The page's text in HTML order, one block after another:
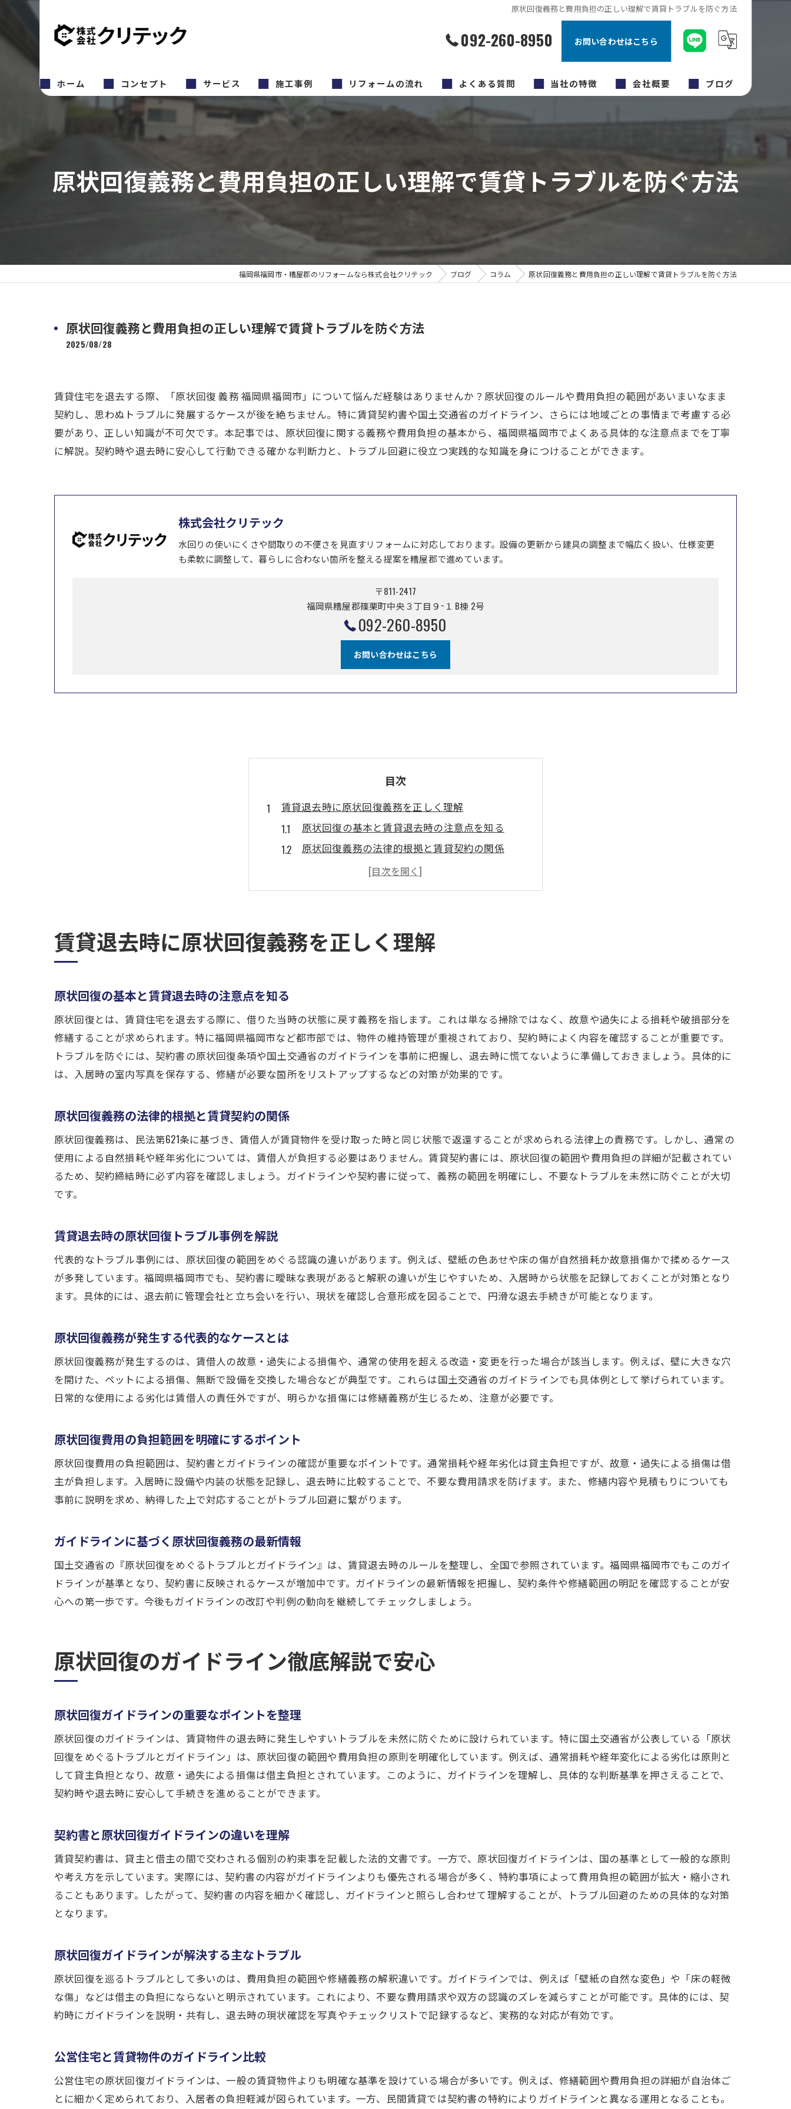
原状回復義務と費用負担の正しい理解で賃貸トラブルを防ぐ方法
092-260-8950 お問い合わせはこちら
ホーム コンセプト サービス 施工事例 リフォームの流れ よくある質問 当社の特徴
キッチン
原状回復工事
福岡市のリフォーム
会社概要 ブログ
コラム
原状回復義務と費用負担の正しい理解で賃貸トラブルを防ぐ方法
福岡県福岡市・糟屋郡のリフォームなら株式会社クリテック ブログ コラム 原状回復義務と費用負担の正しい理解で賃貸トラブルを防ぐ方法
原状回復義務と費用負担の正しい理解で賃貸トラブルを防ぐ方法
2025/08/28
賃貸住宅を退去する際、「原状回復 義務 福岡県福岡市」について悩んだ経験はありませんか？原状回復のルールや費用負担の範囲があいまいなまま
契約し、思わぬトラブルに発展するケースが後を絶ちません。特に賃貸契約書や国土交通省のガイドライン、さらには地域ごとの事情まで考慮する必
要があり、正しい知識が不可欠です。本記事では、原状回復に関する義務や費用負担の基本から、福岡県福岡市でよくある具体的な注意点までを丁寧
に解説。契約時や退去時に安心して行動できる確かな判断力と、トラブル回避に役立つ実践的な知識を身につけることができます。
株式会社クリテック
水回りの使いにくさや間取りの不便さを見直すリフォームに対応しております。設備の更新から建具の調整まで幅広く扱い、仕様変更
も柔軟に調整して、暮らしに合わない箇所を整える提案を糟屋郡で進めています。
〒811-2417
福岡県糟屋郡篠栗町中央３丁目９−１ B棟 2号
092-260-8950
お問い合わせはこちら
目次
賃貸退去時に原状回復義務を正しく理解
原状回復の基本と賃貸退去時の注意点を知る
原状回復義務の法律的根拠と賃貸契約の関係
賃貸退去時の原状回復トラブル事例を解説
原状回復義務が発生する代表的なケースとは
ガイドラインに基づく原状回復義務の最新情報
原状回復のガイドライン徹底解説で安心
原状回復ガイドラインが解決する主なトラブル
公営住宅と賃貸物件のガイドライン比較
原状回復費用とガイドラインの関係性とは
事業用賃貸借における原状回復の実際と注意点
原状回復ガイドラインが契約書に反映される理由
契約書にない場合の原状回復義務の扱い方
原状回復費用明細の見方と注意すべき項目
原状回復をめぐるトラブル事例と回避策
退去トラブルを防ぐ原状回復のポイント解説
現状回復費用請求時の根拠を明確にする方法
原状回復義務に関する誤解を正しく理解する
原状回復義務が生じるケースと注意点
原状回復義務が発生する典型的な状況を把握
原状回復に関する契約上の落とし穴に注意
退去時における原状回復の判断基準とは
原状回復ガイドライン適用の具体例を解説
原状回復義務における経年劣化との違い
ガイドラインに基づく原状回復範囲の目安
原状回復費用の負担割合と根拠を知る
原状回復範囲を明確にするための記録方法
経年劣化と原状回復費用の違いを見極める
経年劣化による費用請求のトラブル防止法
原状回復ガイドラインで経年劣化を知る
経年劣化と損耗の区別がもたらす安心
原状回復費用の妥当性を見極めるポイント
原状回復ガイドラインに基づく交渉術
原状回復費用請求時の適正な対応方法
退去トラブル予防に役立つ原状回復の知識
賃貸退去時に原状回復義務を正しく理解
原状回復の基本と賃貸退去時の注意点を知る
原状回復とは、賃貸住宅を退去する際に、借りた当時の状態に戻す義務を指します。これは単なる掃除ではなく、故意や過失による損耗や破損部分を
修繕することが求められます。特に福岡県福岡市など都市部では、物件の維持管理が重視されており、契約時によく内容を確認することが重要です。
トラブルを防ぐには、契約書の原状回復条項や国土交通省のガイドラインを事前に把握し、退去時に慌てないように準備しておきましょう。具体的に
は、入居時の室内写真を保存する、修繕が必要な箇所をリストアップするなどの対策が効果的です。
原状回復義務の法律的根拠と賃貸契約の関係
原状回復義務は、民法第621条に基づき、賃借人が賃貸物件を受け取った時と同じ状態で返還することが求められる法律上の責務です。しかし、通常の
使用による自然損耗や経年劣化については、賃借人が負担する必要はありません。賃貸契約書には、原状回復の範囲や費用負担の詳細が記載されてい
るため、契約締結時に必ず内容を確認しましょう。ガイドラインや契約書に従って、義務の範囲を明確にし、不要なトラブルを未然に防ぐことが大切
です。
賃貸退去時の原状回復トラブル事例を解説
代表的なトラブル事例には、原状回復の範囲をめぐる認識の違いがあります。例えば、壁紙の色あせや床の傷が自然損耗か故意損傷かで揉めるケース
が多発しています。福岡県福岡市でも、契約書に曖昧な表現があると解釈の違いが生じやすいため、入居時から状態を記録しておくことが対策となり
ます。具体的には、退去前に管理会社と立ち会いを行い、現状を確認し合意形成を図ることで、円滑な退去手続きが可能となります。
原状回復義務が発生する代表的なケースとは
原状回復義務が発生するのは、賃借人の故意・過失による損傷や、通常の使用を超える改造・変更を行った場合が該当します。例えば、壁に大きな穴
を開けた、ペットによる損傷、無断で設備を交換した場合などが典型です。これらは国土交通省のガイドラインでも具体例として挙げられています。
日常的な使用による劣化は賃借人の責任外ですが、明らかな損傷には修繕義務が生じるため、注意が必要です。
原状回復費用の負担範囲を明確にするポイント
原状回復費用の負担範囲は、契約書とガイドラインの確認が重要なポイントです。通常損耗や経年劣化は貸主負担ですが、故意・過失による損傷は借
主が負担します。入居時に設備や内装の状態を記録し、退去時に比較することで、不要な費用請求を防げます。また、修繕内容や見積もりについても
事前に説明を求め、納得した上で対応することがトラブル回避に繋がります。
ガイドラインに基づく原状回復義務の最新情報
国土交通省の『原状回復をめぐるトラブルとガイドライン』は、賃貸退去時のルールを整理し、全国で参照されています。福岡県福岡市でもこのガイ
ドラインが基準となり、契約書に反映されるケースが増加中です。ガイドラインの最新情報を把握し、契約条件や修繕範囲の明記を確認することが安
心への第一歩です。今後もガイドラインの改訂や判例の動向を継続してチェックしましょう。
原状回復のガイドライン徹底解説で安心
原状回復ガイドラインの重要なポイントを整理
原状回復のガイドラインは、賃貸物件の退去時に発生しやすいトラブルを未然に防ぐために設けられています。特に国土交通省が公表している「原状
回復をめぐるトラブルとガイドライン」は、原状回復の範囲や費用負担の原則を明確化しています。例えば、通常損耗や経年変化による劣化は原則と
して貸主負担となり、故意・過失による損傷は借主負担とされています。このように、ガイドラインを理解し、具体的な判断基準を押さえることで、
契約時や退去時に安心して手続きを進めることができます。
契約書と原状回復ガイドラインの違いを理解
賃貸契約書は、貸主と借主の間で交わされる個別の約束事を記載した法的文書です。一方で、原状回復ガイドラインは、国の基準として一般的な原則
や考え方を示しています。実際には、契約書の内容がガイドラインよりも優先される場合が多く、特約事項によって費用負担の範囲が拡大・縮小され
ることもあります。したがって、契約書の内容を細かく確認し、ガイドラインと照らし合わせて理解することが、トラブル回避のための具体的な対策
となります。
原状回復ガイドラインが解決する主なトラブル
原状回復を巡るトラブルとして多いのは、費用負担の範囲や修繕義務の解釈違いです。ガイドラインでは、例えば「壁紙の自然な変色」や「床の軽微
な傷」などは借主の負担にならないと明示されています。これにより、不要な費用請求や双方の認識のズレを減らすことが可能です。具体的には、契
約時にガイドラインを説明・共有し、退去時の現状確認を写真やチェックリストで記録するなど、実務的な対応が有効です。
公営住宅と賃貸物件のガイドライン比較
公営住宅の原状回復ガイドラインは、一般の賃貸物件よりも明確な基準を設けている場合が多いです。例えば、修繕範囲や費用負担の詳細が自治体ご
とに細かく定められており、入居者の負担軽減が図られています。一方、民間賃貸では契約書の特約によりガイドラインと異なる運用となることも。
お問い合わせはこちら
お問い合わせはこちら